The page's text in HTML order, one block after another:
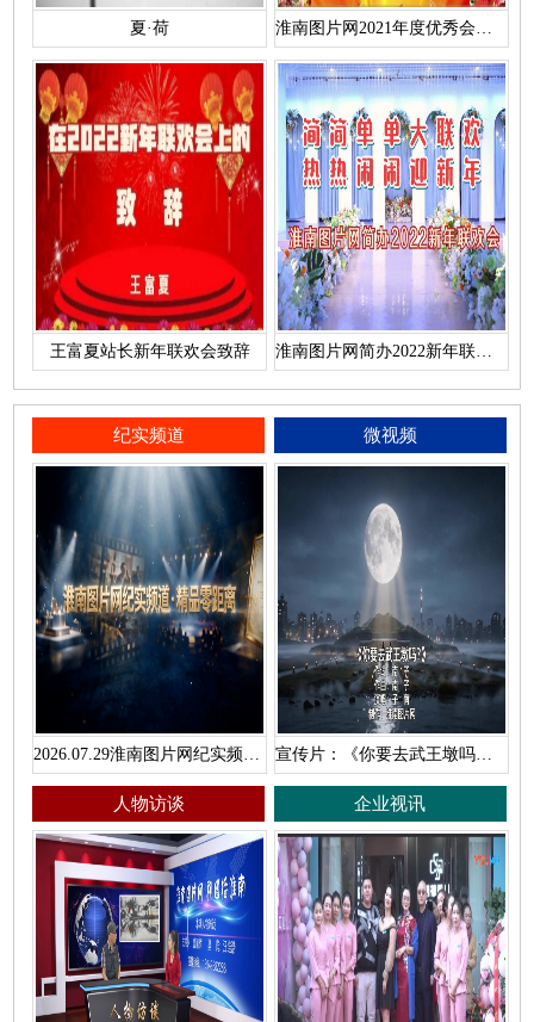
夏·荷 淮南图片网2021年度优秀会员名单
王富夏站长新年联欢会致辞 淮南图片网简办2022新年联欢会
纪实频道 微视频
宣传片：《你要去武王墩吗？》
人物访谈 企业视讯